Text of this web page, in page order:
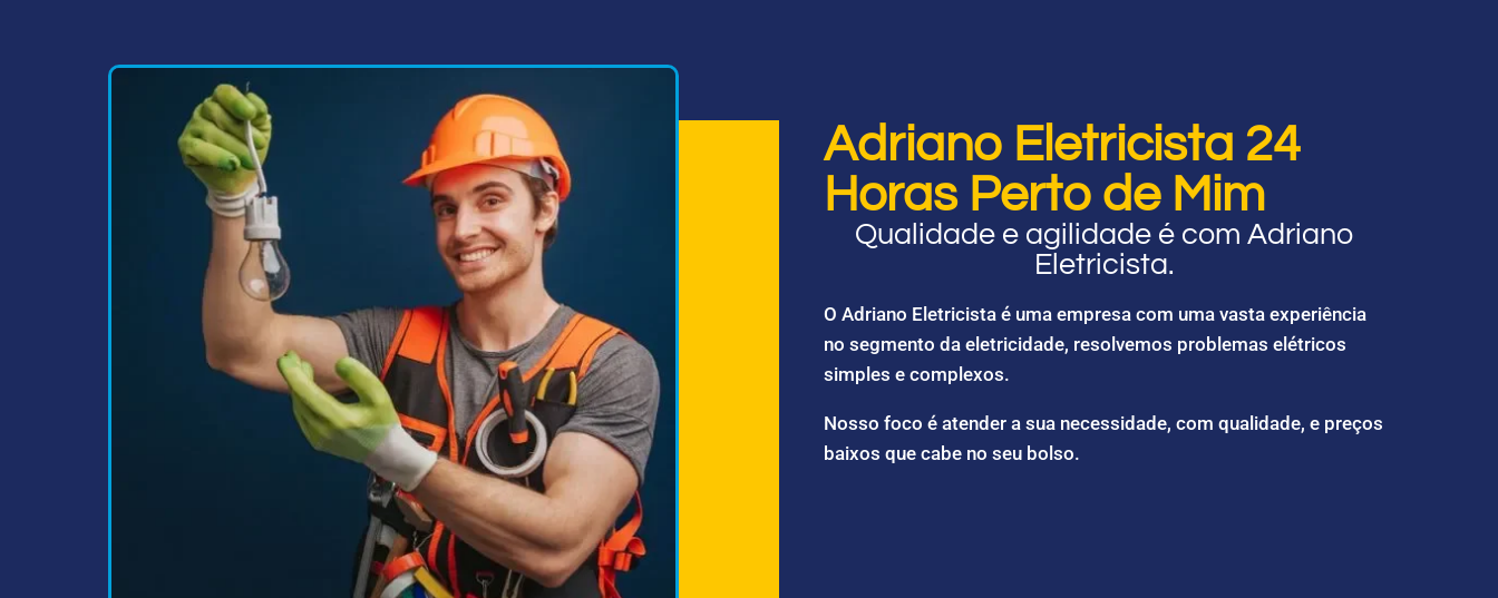
Adriano Eletricista 24
Horas Perto de Mim
Qualidade e agilidade é com Adriano
Eletricista.
O Adriano Eletricista é uma empresa com uma vasta experiência
no segmento da eletricidade, resolvemos problemas elétricos
simples e complexos.
Nosso foco é atender a sua necessidade, com qualidade, e preços
baixos que cabe no seu bolso.